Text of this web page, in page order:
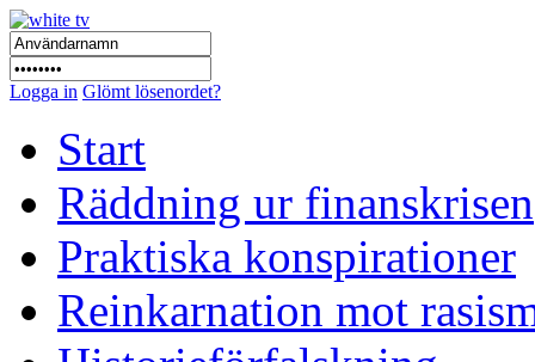
Logga in Glömt lösenordet?
Start
Räddning ur finanskrisen
Praktiska konspirationer
Reinkarnation mot